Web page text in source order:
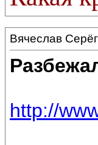
Вячеслав
http://